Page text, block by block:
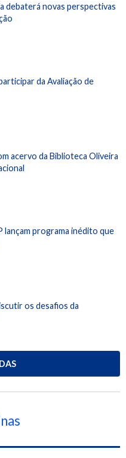
debaterá novas perspectivas
da Avaliação de
acervo da Biblioteca Oliveira
lançam programa inédito que
os desafios da